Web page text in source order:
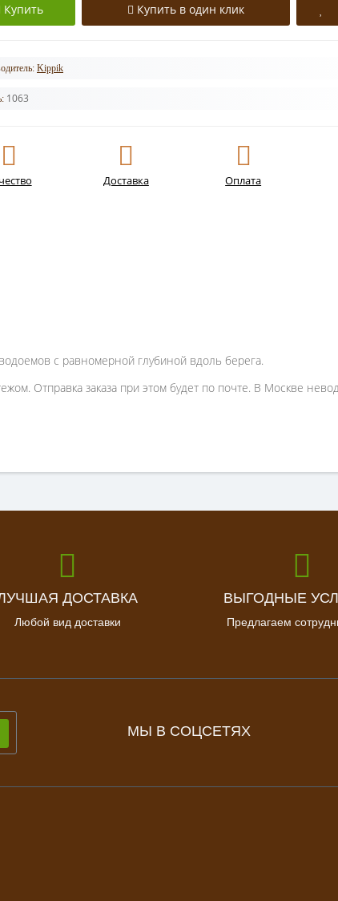
Купить Купить в один клик
Kippik
1063
Доставка Оплата
с равномерной глубиной вдоль берега.
Отправка заказа при этом будет по почте. В Москве
ДОСТАВКА
Любой вид доставки
ВЫГОДНЫЕ
Предлагаем
МЫ В СОЦСЕТЯХ